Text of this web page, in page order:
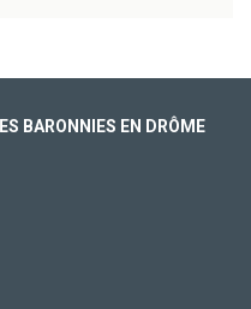
BARONNIES EN DRÔME